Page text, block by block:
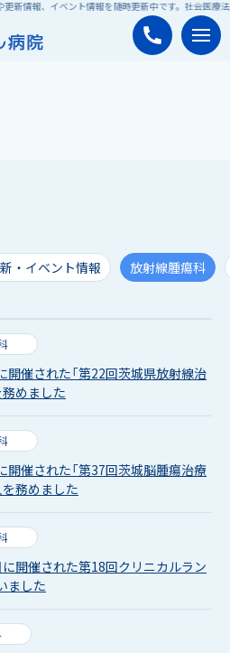
新情報、イベント情報を随時更新中です。 社会医療
・イベント情報 放射線腫瘍科
催された「第22回茨城県放射線治
めました
催された「第37回茨城脳腫瘍治療
務めました
開催された第18回クリニカルラン
ました